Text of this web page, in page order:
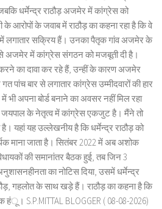
धर्मेन्द्र राठौड़ अजमेर में कांग्रेस को
के जवाब में राठौड़ का कहना रहा है कि वे
में लगातार सक्रिय हैं। उनका पैतृक गांव अजमेर के
से अजमेर में कांग्रेस संगठन को मजबूती दी है।
का दावा कर रहे हैं, उन्हीं के कारण अजमेर
पांच बार से लगातार कांग्रेस उम्मीदवारों की हार
भी अपना बोर्ड बनाने का अवसर नहीं मिल रहा
जयपाल के नेतृत्व में कांग्रेस एकजुट है। मैंने तो
है। यहां यह उल्लेखनीय है कि धर्मेन्द्र राठौड़ को
माना जाता है। सितंबर 2022 में अब अशोक
की समानांतर बैठक हुई, तब जिन 3
का नोटिस दिया, उसमें धर्मेन्द्र
गहलोत के साथ खड़े हैं। राठौड़ का कहना है कि
S.P.MITTAL BLOGGER ( 08-08-2026)